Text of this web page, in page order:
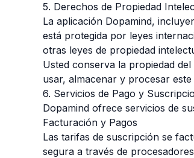
5. Derechos de Propiedad
La aplicación Dopamind,
está protegida por leyes
otras leyes de propiedad
Usted conserva la propiedad
usar, almacenar y procesar
6. Servicios de Pago y
Dopamind ofrece servicios de
Facturación y Pagos
Las tarifas de suscripción se
segura a través de